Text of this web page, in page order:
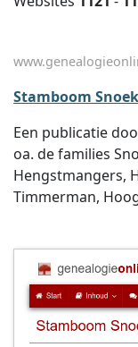
Stamboom Snoek
Een publicatie
oa. de families
Hengstmangers,
Timmerman,